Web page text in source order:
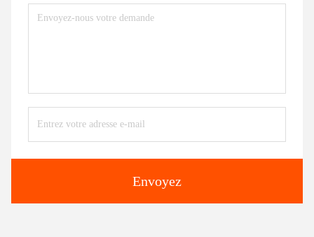
Envoyez